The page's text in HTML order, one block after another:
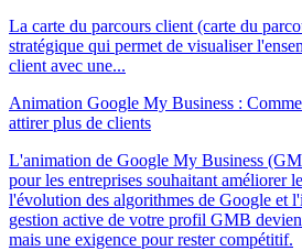
La carte du parcours client (carte du
stratégique qui permet de visualiser
client avec une...
Animation Google My Business :
attirer plus de clients
L'animation de Google My Business
pour les entreprises souhaitant améliorer
l'évolution des algorithmes de Google et
gestion active de votre profil GMB
mais une exigence pour rester compétitif.